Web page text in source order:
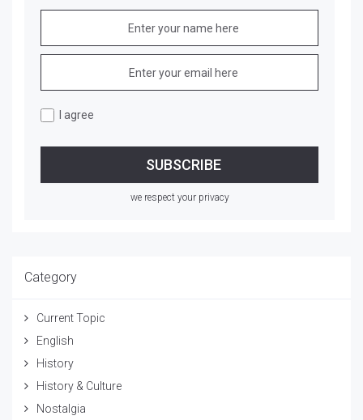
I agree
we respect your privacy
Category
Current Topic
English
History
History & Culture
Nostalgia